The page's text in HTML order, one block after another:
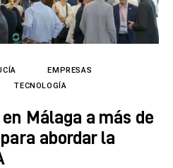
EMPRESAS
TECNOLOGÍA
Málaga a más de
abordar la